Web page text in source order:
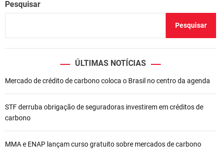
Pesquisar
Pesquisar
ÚLTIMAS NOTÍCIAS
Mercado de crédito de carbono coloca o Brasil no centro da agenda
STF derruba obrigação de seguradoras investirem em créditos de
carbono
MMA e ENAP lançam curso gratuito sobre mercados de carbono